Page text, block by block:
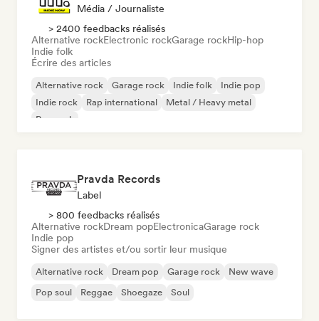
Média / Journaliste
> 2400 feedbacks réalisés
Alternative rockElectronic rockGarage rockHip-hop
Indie folk
Écrire des articles
Alternative rock Garage rock Indie folk
Indie pop
Indie rock
Rap international
Metal / Heavy metal
Pop rock
Pravda Records
Label
> 800 feedbacks réalisés
Alternative rockDream popElectronicaGarage rock
Indie pop
Signer des artistes et/ou sortir leur musique
Alternative rock Dream pop Garage rock
New wave
Pop soul
Reggae Shoegaze Soul